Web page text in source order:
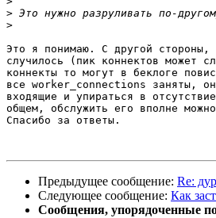
>
>
Это я понимаю. С другой стороны,
случилось (пик коннектов может
коннекты то могут в беклоге
все worker_connections заняты,
входящие и упираться в
общем, обслужить его вполне
Спасибо за ответы.
Предыдущее сообщение: Re:
Следующее сообщение: Как
Сообщения, упорядоченные